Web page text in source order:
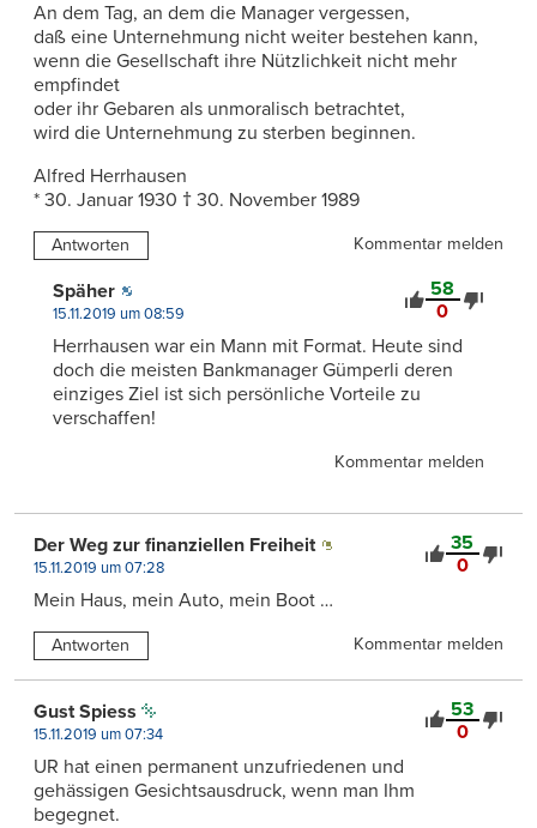
An dem Tag, an dem die Manager vergessen,
daß eine Unternehmung nicht weiter bestehen kann,
wenn die Gesellschaft ihre Nützlichkeit nicht mehr
empfindet
oder ihr Gebaren als unmoralisch betrachtet,
wird die Unternehmung zu sterben beginnen.
Alfred Herrhausen
* 30. Januar 1930 † 30. November 1989
Antworten Kommentar melden
58
0
Späher
15.11.2019 um 08:59
Herrhausen war ein Mann mit Format. Heute sind
doch die meisten Bankmanager Gümperli deren
einziges Ziel ist sich persönliche Vorteile zu
verschaffen!
Kommentar melden
35
0
Der Weg zur finanziellen Freiheit
15.11.2019 um 07:28
Mein Haus, mein Auto, mein Boot …
Antworten Kommentar melden
53
0
Gust Spiess
15.11.2019 um 07:34
UR hat einen permanent unzufriedenen und
gehässigen Gesichtsausdruck, wenn man Ihm
begegnet.